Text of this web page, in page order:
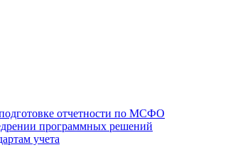
отчетности по МСФО
программных решений
учета